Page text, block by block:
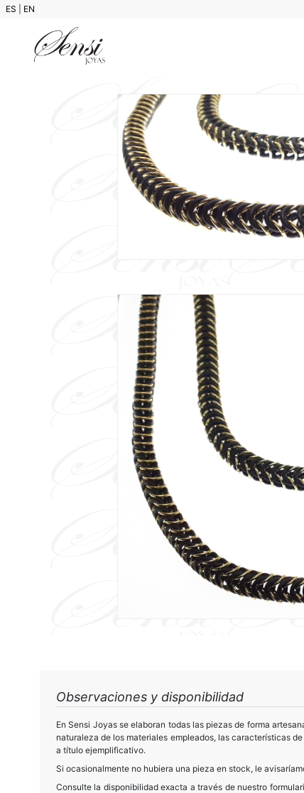
ES EN
Observaciones y disponibilidad
En Sensi Joyas se elaboran todas las piezas de forma
naturaleza de los materiales empleados, las características
a título ejemplificativo.
Si ocasionalmente no hubiera una pieza en stock, le
Consulte la disponibilidad exacta a través de nuestro